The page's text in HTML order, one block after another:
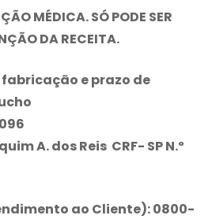
MÉDICA. SÓ PODE SER
DA RECEITA.
e prazo de
A. dos Reis CRF- SP N.º
ao Cliente): 0800-